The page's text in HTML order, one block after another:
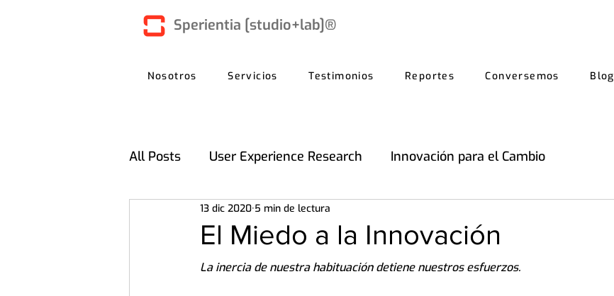
Sperientia [studio+lab]®
Nosotros Servicios Testimonios Reportes Conversemos Blog
All Posts User Experience Research Innovación para el Cambio
El Miedo a la Innovación
13 dic 2020 5 min de lectura
La inercia de nuestra habituación detiene nuestros esfuerzos.